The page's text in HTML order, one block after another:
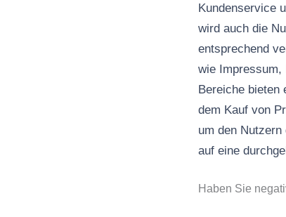
Kundenservice
wird auch die
entsprechend
wie Impressum,
Bereiche bieten
dem Kauf von
um den
auf eine
Haben Sie